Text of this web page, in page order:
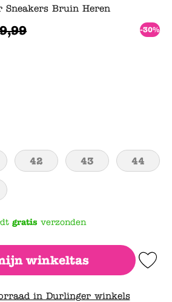
Sneakers Bruin Heren
,99 -30%
42 43 44
gratis verzonden
winkeltas Add to
in Durlinger winkels